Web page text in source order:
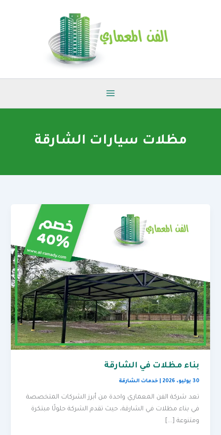
مظلات سيارات الشارقة
بناء مظلات في الشارقة
30 يوليو، 2026 |خدمات الشارقة
تعد شركة الفن المعماري واحدة من أبرز الشركات المتخصصة
في بناء مظلات في الشارقة، حيث تقدم الشركة حلولًا مبتكرة
ومتنوعة […]